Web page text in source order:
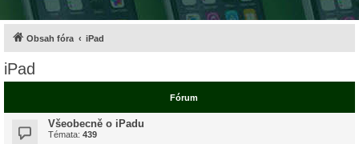
Obsah fóra iPad
iPad
Fórum
Všeobecně o iPadu
Témata: 439